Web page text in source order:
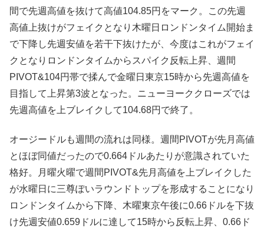
間で先週高値を抜けて高値104.85円をマーク。この先週
高値上抜けがフェイクとなり木曜日ロンドンタイム開始ま
で下降し先週安値を若干下抜けたが、今度はこれがフェイ
クとなりロンドンタイムからスパイク反転上昇、週間
PIVOT&104円帯で揉んで金曜日東京15時から先週高値を
目指して上昇第3波となった。ニューヨーククローズでは
先週高値を上ブレイクして104.68円で終了。
オージードルも週間の流れは同様。週間PIVOTが先月高値
とほぼ同値だったので0.664ドルあたりが意識されていた
格好。月曜火曜で週間PIVOT&先月高値を上ブレイクした
が水曜日に三尊ぽいラウンドトップを形成することになり
ロンドンタイムから下降、木曜東京午後に0.66ドルを下抜
け先週安値0.659ドルに達して15時から反転上昇、0.66ド